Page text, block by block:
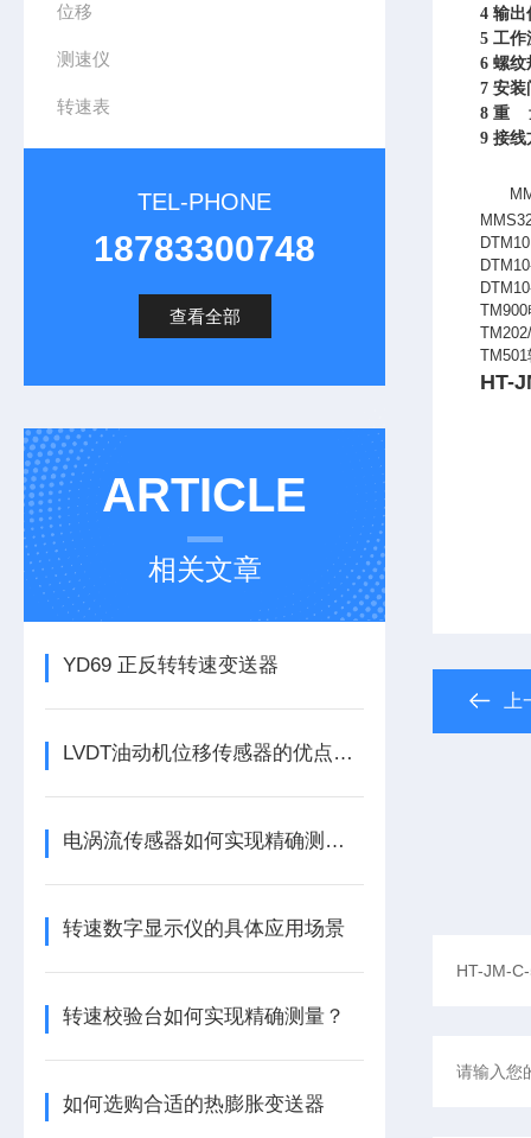
位移
测速仪
转速表
TEL-PHONE
18783300748
查看全部
ARTICLE
相关文章
YD69 正反转转速变送器
LVDT油动机位移传感器的优点分别有这几点
电涡流传感器如何实现精确测量？
转速数字显示仪的具体应用场景
转速校验台如何实现精确测量？
如何选购合适的热膨胀变送器
4 输出
5 工作
6 螺纹
7 安装
8 重
9 接线
TM900
TM501
HT-